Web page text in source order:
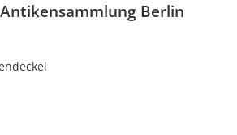
Berlin